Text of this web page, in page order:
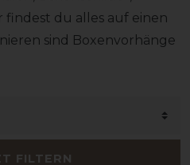
findest du alles auf einen
sind Boxenvorhänge
FILTERN